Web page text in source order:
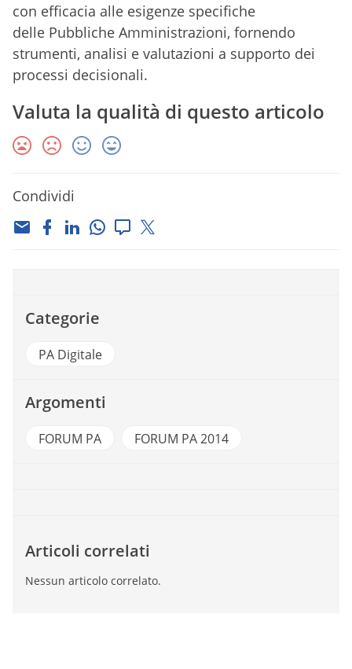
con efficacia alle esigenze specifiche
delle Pubbliche Amministrazioni, fornendo
strumenti, analisi e valutazioni a supporto dei
processi decisionali.
Valuta la qualità di questo articolo
Condividi
Categorie
PA Digitale
Argomenti
FORUM PA FORUM PA 2014
Articoli correlati
Nessun articolo correlato.